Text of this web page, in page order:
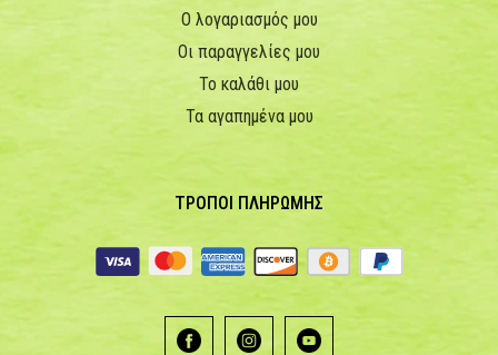
Ο λογαριασμός μου
Οι παραγγελίες μου
Το καλάθι μου
Τα αγαπημένα μου
ΤΡΟΠΟΙ ΠΛΗΡΩΜΗΣ